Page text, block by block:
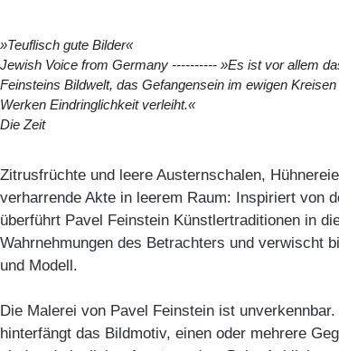
»Teuflisch gute Bilder«
Jewish Voice from Germany ---------- »Es ist vor allem
Feinsteins Bildwelt, das Gefangensein im ewigen
Werken Eindringlichkeit verleiht.«
Die Zeit
Zitrusfrüchte und leere Austernschalen,
verharrende Akte in leerem Raum: Inspiriert von
überführt Pavel Feinstein Künstlertraditionen in
Wahrnehmungen des Betrachters und verwischt
und Modell.
Die Malerei von Pavel Feinstein ist
hinterfängt das Bildmotiv, einen oder mehrere